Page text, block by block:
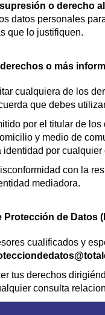
o derecho
datos personales
que lo justifiquen.
o más
cualquiera de los
que debes
por el titular de
y medio de
identidad por
con la
mediadora.
Protección de Datos
cualificados y
tus derechos
consulta